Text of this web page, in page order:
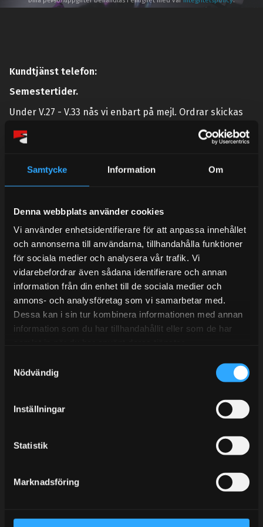
Samtycke Information Om
Denna webbplats använder cookies
Vi använder enhetsidentifierare för att anpassa innehållet
och annonserna till användarna, tillhandahålla funktioner
för sociala medier och analysera vår trafik. Vi
vidarebefordrar även sådana identifierare och annan
information från din enhet till de sociala medier och
annons- och analysföretag som vi samarbetar med.
Dessa kan i sin tur kombinera informationen med annan
information som du har tillhandahållit eller som de har
Nödvändig
Inställningar
Statistik
Marknadsföring
Kundtjänst telefon:
Semestertider.
Under V.27 - V.33 nås vi enbart på mejl. Ordrar skickas
under sommaren men med viss fördröjning. 2/7 -9/7 är
det helt stängt.
E-post:info@streetperformance.se
BLOGG
KUNSKAPSCENTER
KUNDTJÄNST